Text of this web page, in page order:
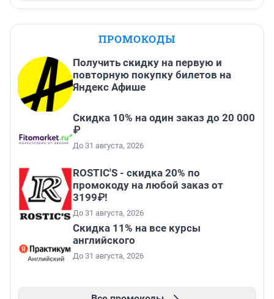
ПРОМОКОДЫ
Получить скидку на первую и
повторную покупку билетов на
Яндекс Афише
Скидка 10% на один заказ до 20 000
₽
До 31 августа, 2026
ROSTIC'S - скидка 20% по
промокоду на любой заказ от
3199₽!
До 31 августа, 2026
Скидка 11% на все курсы
английского
До 31 августа, 2026